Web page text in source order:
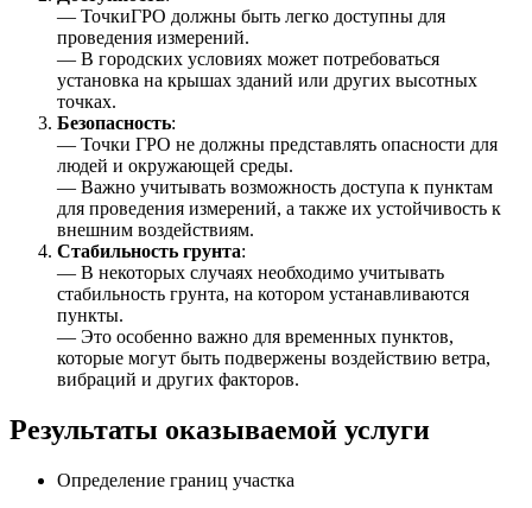
— ТочкиГРО должны быть легко доступны для
проведения измерений.
— В городских условиях может потребоваться
установка на крышах зданий или других высотных
точках.
Безопасность:
— Точки ГРО не должны представлять опасности для
людей и окружающей среды.
— Важно учитывать возможность доступа к пунктам
для проведения измерений, а также их устойчивость к
внешним воздействиям.
Стабильность грунта:
— В некоторых случаях необходимо учитывать
стабильность грунта, на котором устанавливаются
пункты.
— Это особенно важно для временных пунктов,
которые могут быть подвержены воздействию ветра,
вибраций и других факторов.
Результаты оказываемой услуги
Определение границ участка